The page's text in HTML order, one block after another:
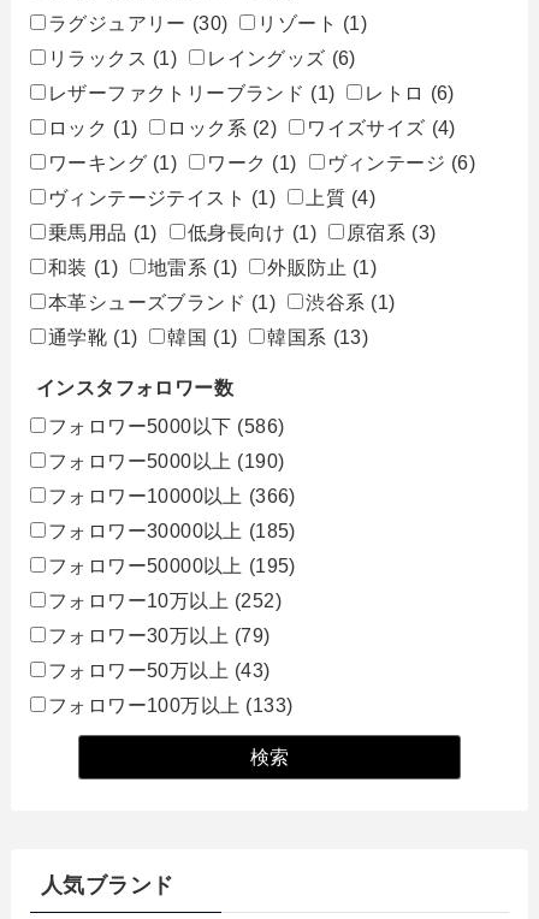
ラグジュアリー (30) リゾート (1)
リラックス (1) レイングッズ (6)
レザーファクトリーブランド (1) レトロ (6)
ロック (1) ロック系 (2) ワイズサイズ (4)
ワーキング (1) ワーク (1) ヴィンテージ (6)
ヴィンテージテイスト (1) 上質 (4)
乗馬用品 (1) 低身長向け (1) 原宿系 (3)
和装 (1) 地雷系 (1) 外販防止 (1)
本革シューズブランド (1) 渋谷系 (1)
通学靴 (1) 韓国 (1) 韓国系 (13)
インスタフォロワー数
フォロワー5000以下 (586)
フォロワー5000以上 (190)
フォロワー10000以上 (366)
フォロワー30000以上 (185)
フォロワー50000以上 (195)
フォロワー10万以上 (252)
フォロワー30万以上 (79)
フォロワー50万以上 (43)
フォロワー100万以上 (133)
人気ブランド